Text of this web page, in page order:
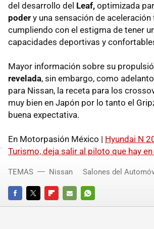
del desarrollo del Leaf, optimizada
poder y una sensación de
cumpliendo con el estigma de tener
capacidades deportivas y
Mayor información sobre su
revelada, sin embargo, como
para Nissan, la receta para los
muy bien en Japón por lo tanto el
buena expectativa.
En Motorpasión México | Hyundai N
Turismo, deja salir al piloto que hay
FACEBOOKTWITTERFLIPBOARD
E-
WHATSAPP
TEMAS Nissan Salones del